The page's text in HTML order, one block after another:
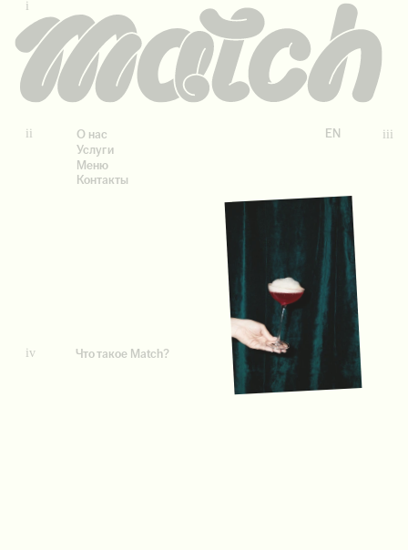
iv Что такое Match?
ii
О нас
Услуги
Меню
Контакты
i
iii
EN